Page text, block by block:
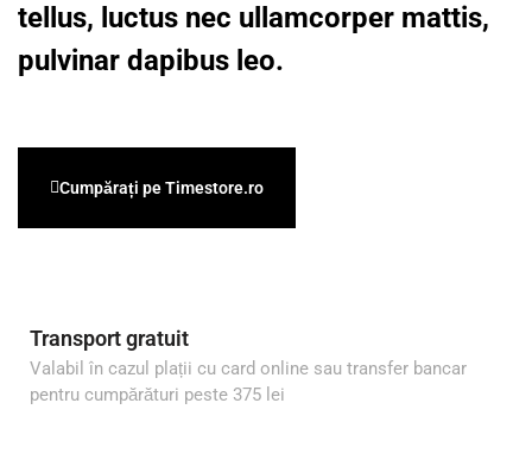
tellus, luctus nec ullamcorper mattis,
pulvinar dapibus leo.
Cumpărați pe Timestore.ro
Transport gratuit
Valabil în cazul plații cu card online sau transfer bancar
pentru cumpărături peste 375 lei